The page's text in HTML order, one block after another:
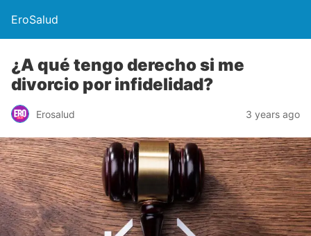
EroSalud
¿A qué tengo derecho si me
divorcio por infidelidad?
Erosalud 3 years ago